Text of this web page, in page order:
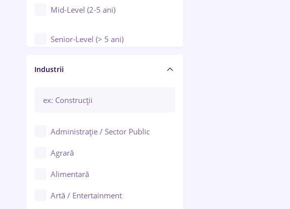
Mid-Level (2-5 ani)
Senior-Level (> 5 ani)
Manager / Executiv
Industrii
Administrație / Sector Public
Agrară
Alimentară
Artă / Entertainment